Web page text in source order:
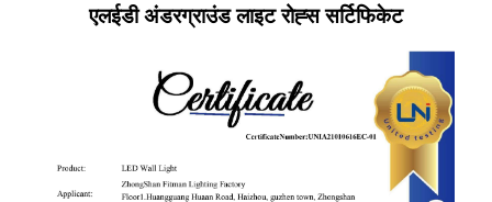
एलईडी अंडरग्राउंड लाइट रोह्स सर्टिफिकेट